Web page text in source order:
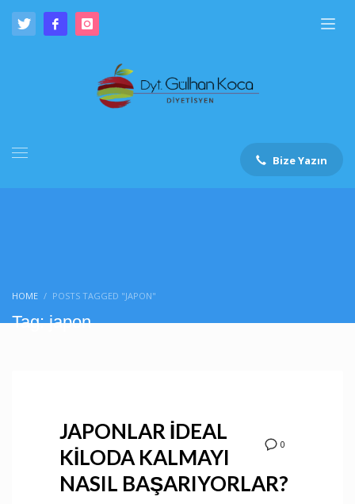
Bize Yazın
HOME POSTS TAGGED "JAPON"
Tag: japon
0
JAPONLAR İDEAL
KİLODA KALMAYI
NASIL BAŞARIYORLAR?